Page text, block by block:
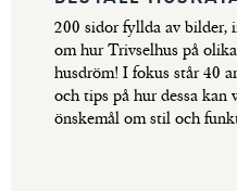
200 sidor fyllda av bilder,
om hur Trivselhus på
husdröm! I fokus står 40
och tips på hur dessa kan
önskemål om stil och